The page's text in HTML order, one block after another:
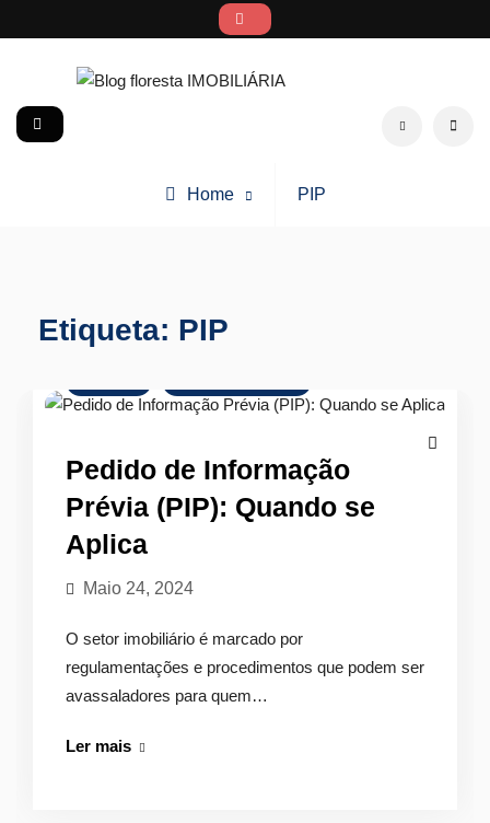
to
Blog floresta IMOBILIÁRIA Search social
Home
Posts
PIP
Etiqueta: PIP
Pedido de Informação
Prévia (PIP): Quando se
Aplica
Maio 24, 2024
O setor imobiliário é marcado por
regulamentações e procedimentos que podem ser
avassaladores para quem…
Ler maisPedido